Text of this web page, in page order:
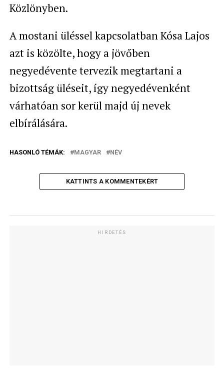
Közlönyben.
A mostani üléssel kapcsolatban Kósa Lajos
azt is közölte, hogy a jövőben
negyedévente tervezik megtartani a
bizottság üléseit, így negyedévenként
várhatóan sor kerül majd új nevek
elbírálására.
HASONLÓ TÉMÁK: MAGYAR NÉV
KATTINTS A KOMMENTEKÉRT
HIRDETÉS